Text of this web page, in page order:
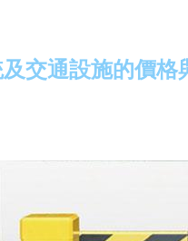
交通設施的價格